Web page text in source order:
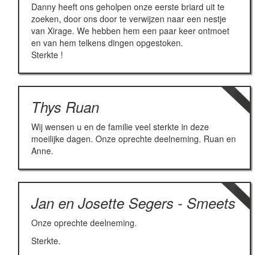
Danny heeft ons geholpen onze eerste briard uit te
zoeken, door ons door te verwijzen naar een nestje
van Xirage. We hebben hem een paar keer ontmoet
en van hem telkens dingen opgestoken.
Sterkte !
Thys Ruan
Wij wensen u en de familie veel sterkte in deze
moeilijke dagen. Onze oprechte deelneming. Ruan en
Anne.
Jan en Josette Segers - Smeets
Onze oprechte deelneming.
Sterkte.